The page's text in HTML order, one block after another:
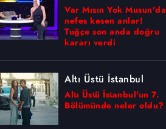
Var Mısın Yok Musun'da
nefes kesen anlar!
Tuğçe son anda doğru
kararı verdi
Altı Üstü İstanbul
Altı Üstü İstanbul'un 7.
Bölümünde neler oldu?